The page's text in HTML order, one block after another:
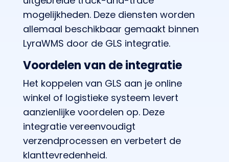
mogelijkheden. Deze diensten worden
allemaal beschikbaar gemaakt binnen
LyraWMS door de GLS integratie.
Voordelen van de integratie
Het koppelen van GLS aan je online
winkel of logistieke systeem levert
aanzienlijke voordelen op. Deze
integratie vereenvoudigt
verzendprocessen en verbetert de
klanttevredenheid.